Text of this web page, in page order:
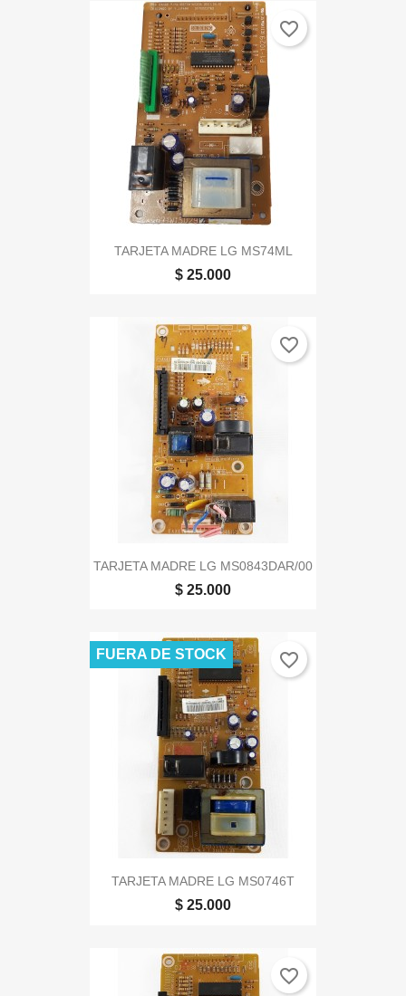
TARJETA MADRE LG MS74ML
$ 25.000
favorite_border
TARJETA MADRE LG MS0843DAR/00
$ 25.000
favorite_border
TARJETA MADRE LG MS0746T
$ 25.000
FUERA DE STOCK favorite_border
favorite_border